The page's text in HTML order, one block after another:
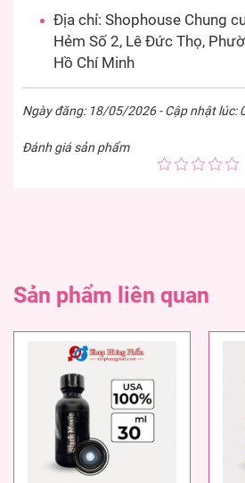
Địa chỉ: Shophouse Chung
Hẻm Số 2, Lê Đức Thọ,
Hồ Chí Minh
Ngày đăng: 18/05/2026 - Cập nhật lúc:
Đánh giá sản phẩm
Sản phẩm liên quan